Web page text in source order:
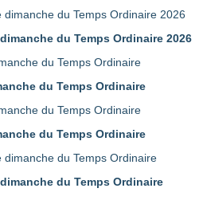
du Temps Ordinaire 2026
du Temps Ordinaire
du Temps Ordinaire
du Temps Ordinaire